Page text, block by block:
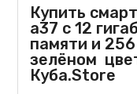
Купить
a37 с 12
памяти и
зелёном
Куба.Store